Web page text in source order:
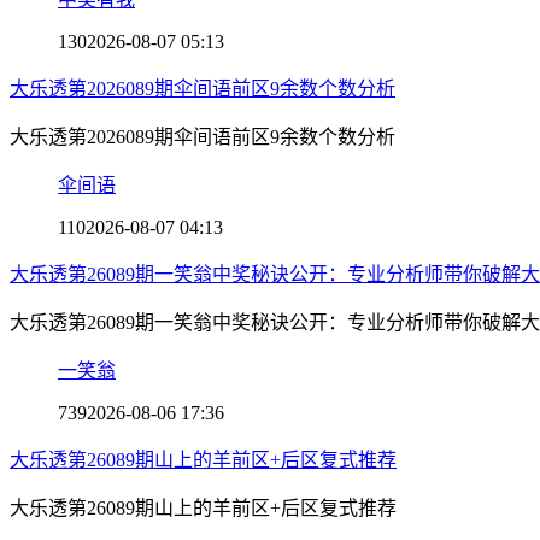
1302026-08-07 05:13
大乐透第2026089期伞间语前区9余数个数分析
大乐透第2026089期伞间语前区9余数个数分析
伞间语
1102026-08-07 04:13
大乐透第26089期一笑翁中奖秘诀公开：专业分析师带你破解
大乐透第26089期一笑翁中奖秘诀公开：专业分析师带你破解
一笑翁
7392026-08-06 17:36
大乐透第26089期山上的羊前区+后区复式推荐
大乐透第26089期山上的羊前区+后区复式推荐